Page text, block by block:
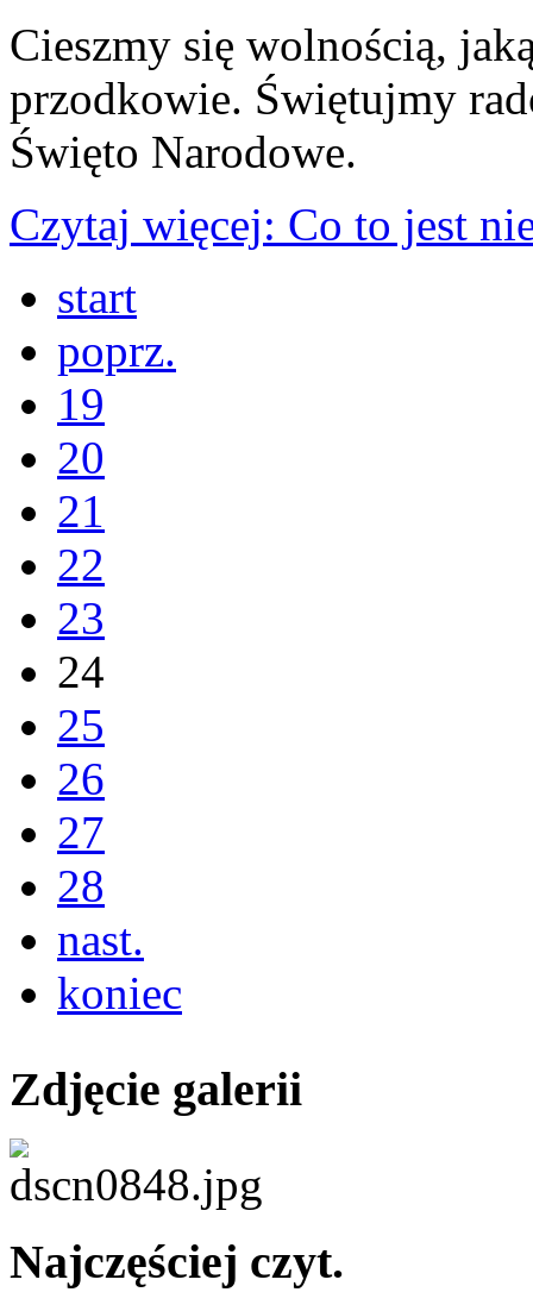
Cieszmy się wolnością,
przodkowie. Świętujmy
Święto Narodowe.
Czytaj więcej: Co to jest
start
poprz.
19
20
21
22
23
24
25
26
27
28
nast.
koniec
Zdjęcie galerii
Najczęściej czyt.